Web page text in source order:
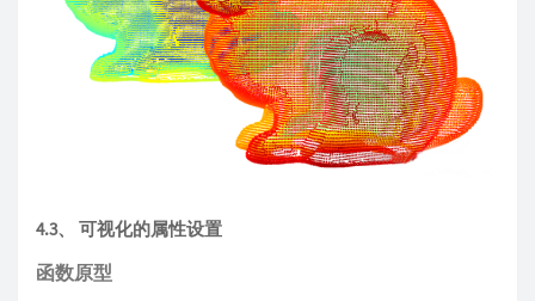
4.3、 可视化的属性设置
函数原型